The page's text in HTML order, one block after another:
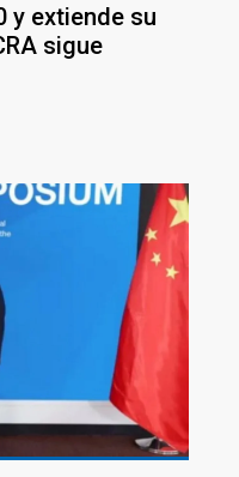
y extiende su
sigue